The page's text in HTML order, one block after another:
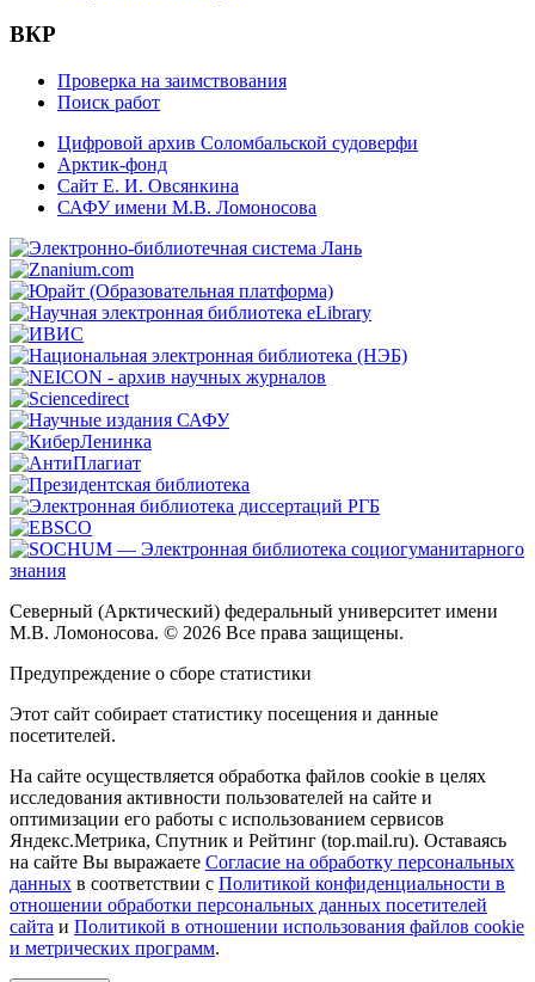
ВКР
Проверка на заимствования
Поиск работ
Цифровой архив Соломбальской судоверфи
Арктик-фонд
Сайт Е. И. Овсянкина
САФУ имени М.В. Ломоносова
Северный (Арктический) федеральный университет имени
М.В. Ломоносова. © 2026 Все права защищены.
Предупреждение о сборе статистики
Этот сайт собирает статистику посещения и данные
посетителей.
На сайте осуществляется обработка файлов cookie в целях
исследования активности пользователей на сайте и
оптимизации его работы с использованием сервисов
Яндекс.Метрика, Спутник и Рейтинг (top.mail.ru). Оставаясь
на сайте Вы выражаете Согласие на обработку персональных
данных в соответствии с Политикой конфиденциальности в
отношении обработки персональных данных посетителей
сайта и Политикой в отношении использования файлов cookie
и метрических программ.